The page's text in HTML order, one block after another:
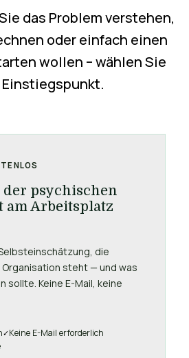
das Problem verstehen,
oder einfach einen
wollen – wählen Sie
Einstiegspunkt.
psychischen
am Arbeitsplatz
die
steht — und was
sollte. Keine E-Mail, keine
Keine E-Mail erforderlich